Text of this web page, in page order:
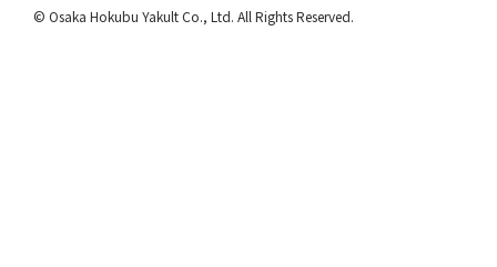
© Osaka Hokubu Yakult Co., Ltd. All Rights Reserved.